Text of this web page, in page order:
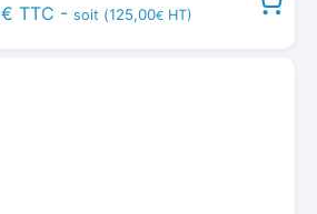
€ TTC - soit (125,00€HT)